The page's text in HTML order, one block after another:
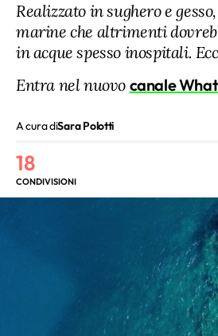
Realizzato in sughero e
marine che altrimenti
in acque spesso inospitali.
Entra nel nuovo canale
A cura diSara Polotti
18
CONDIVISIONI